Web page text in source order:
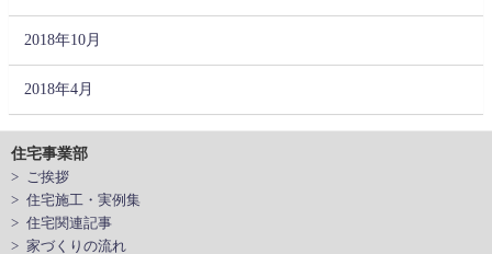
2018年10月
2018年4月
住宅事業部
> ご挨拶
> 住宅施工・実例集
> 住宅関連記事
> 家づくりの流れ